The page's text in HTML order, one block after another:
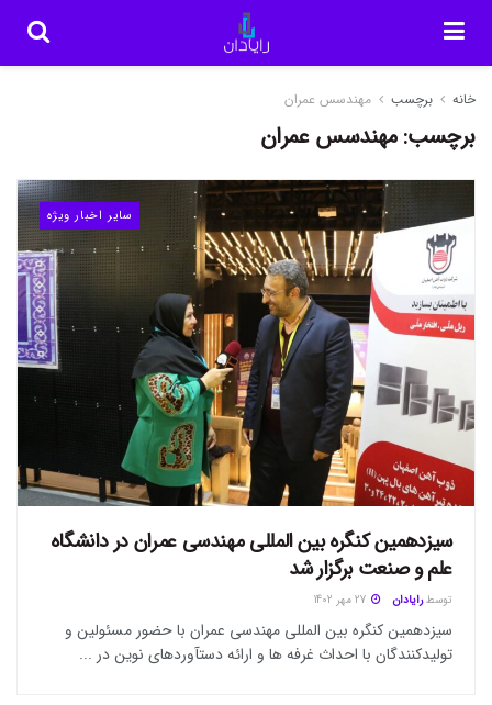
خانه برچسب مهندسس عمران
برچسب:مهندسس عمران
سایر اخبار ویژه
سیزدهمین کنگره بین المللی مهندسی عمران در دانشگاه
علم و صنعت برگزار شد
توسط رایادان
سیزدهمین کنگره بین المللی مهندسی عمران با حضور مسئولین و
تولیدکنندگان با احداث غرفه ها و ارائه دستآوردهای نوین در ...